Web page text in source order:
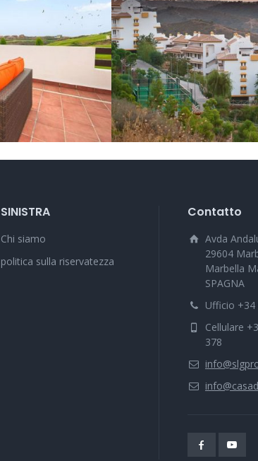
SINISTRA
Chi siamo
politica sulla riservatezza
Contatto
Avda
29604
Marbella
SPAGNA
Ufficio +34
Cellulare
378